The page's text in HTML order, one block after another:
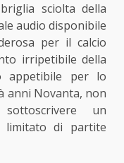
sciolta della
audio disponibile
per il calcio
irripetibile della
appetibile per lo
anni Novanta, non
un
limitato di partite